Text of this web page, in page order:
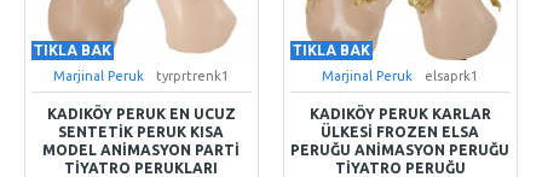
TIKLA BAK
Marjinal Peruk tyrprtrenk1
KADIKÖY PERUK EN UCUZ
SENTETIK PERUK KISA
MODEL ANIMASYON PARTI
TIYATRO PERUKLARI
TIKLA BAK
Marjinal Peruk elsaprk1
KADIKÖY PERUK KARLAR
ÜLKESI FROZEN ELSA
PERUĞU ANIMASYON PERUĞU
TIYATRO PERUĞU